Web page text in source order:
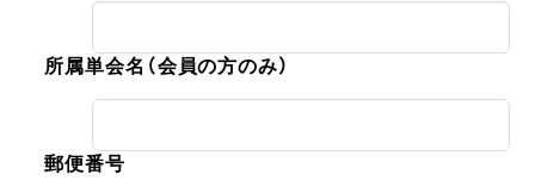
所属単会名（会員の方のみ）
郵便番号